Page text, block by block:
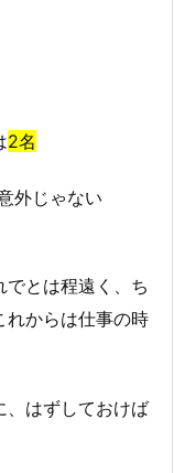
2名
外じゃない
でとは程遠く、ち
れからは仕事の時
、はずしておけば